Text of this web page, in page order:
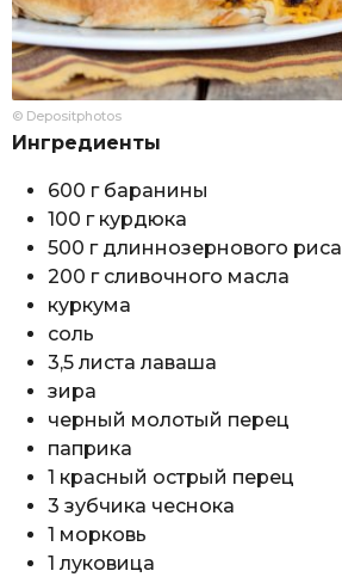
© Depositphotos
Ингредиенты
600 г баранины
100 г курдюка
500 г длиннозернового риса
200 г сливочного масла
куркума
соль
3,5 листа лаваша
зира
черный молотый перец
паприка
1 красный острый перец
3 зубчика чеснока
1 морковь
1 луковица